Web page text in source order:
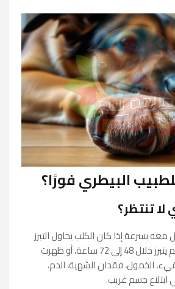
البيطري فورًا؟
لا تنتظر؟
بسرعة إذا كان الكلب يحاول التبرز
دون نتيجة مع ألم، أو لم يتبرز خلال 48 إلى 72 ساعة، أو ظهرت
الخمول، فقدان الشهية، الدم،
ابتلاع جسم غريب.